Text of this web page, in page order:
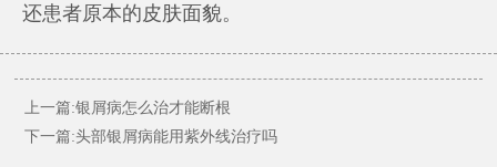
还患者原本的皮肤面貌。
上一篇:银屑病怎么治才能断根
下一篇:头部银屑病能用紫外线治疗吗